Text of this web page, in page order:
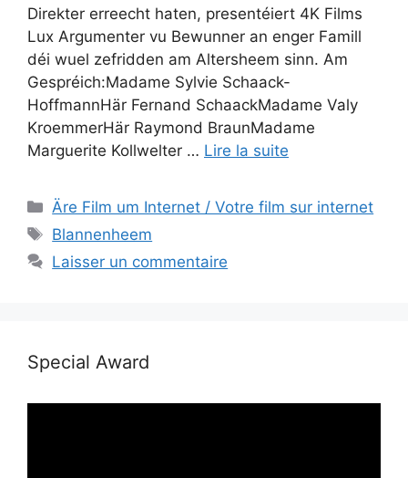
Direkter erreecht haten, presentéiert 4K Films
Lux Argumenter vu Bewunner an enger Famill
déi wuel zefridden am Altersheem sinn. Am
Gespréich:Madame Sylvie Schaack-
HoffmannHär Fernand SchaackMadame Valy
KroemmerHär Raymond BraunMadame
Marguerite Kollwelter … Lire la suite
Catégories
Äre Film um Internet / Votre film sur internet
Étiquettes
Blannenheem
Laisser un commentaire
Special Award